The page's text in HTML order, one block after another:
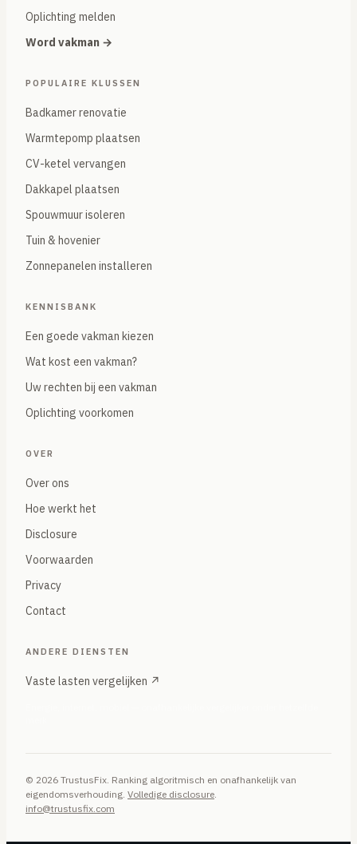
Oplichting melden
Word vakman →
POPULAIRE KLUSSEN
Badkamer renovatie
Warmtepomp plaatsen
CV-ketel vervangen
Dakkapel plaatsen
Spouwmuur isoleren
Tuin & hovenier
Zonnepanelen installeren
KENNISBANK
Een goede vakman kiezen
Wat kost een vakman?
Uw rechten bij een vakman
Oplichting voorkomen
OVER
Over ons
Hoe werkt het
Disclosure
Voorwaarden
Privacy
Contact
ANDERE DIENSTEN
Vaste lasten vergelijken ↗
© 2026 TrustusFix. Ranking algoritmisch en onafhankelijk van
eigendomsverhouding. Volledige disclosure
info@trustusfix.com